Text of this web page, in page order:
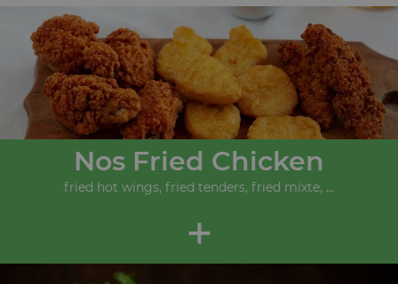
Nos Fried Chicken
fried hot wings, fried tenders, fried mixte, ...
+